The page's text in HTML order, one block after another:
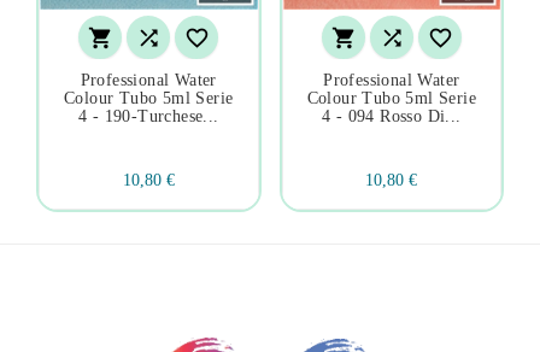
  
Professional Water
Colour Tubo 5ml Serie
4 - 190-Turchese...
10,80 €
  
Professional Water
Colour Tubo 5ml Serie
4 - 094 Rosso Di...
10,80 €